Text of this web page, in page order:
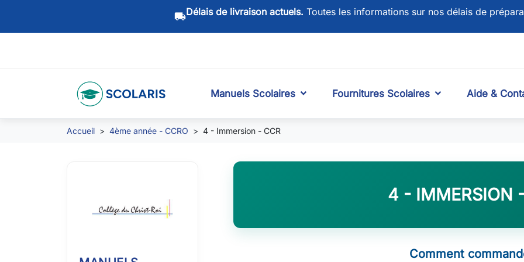
local_shippingDélais de livraison actuels. Toutes les informations sur nos délais de
Manuels Scolaires Fournitures Scolaires Aide &
Accueil 4ème année - CCRO 4 - Immersion - CCR
4 - IMMERSION
Comment